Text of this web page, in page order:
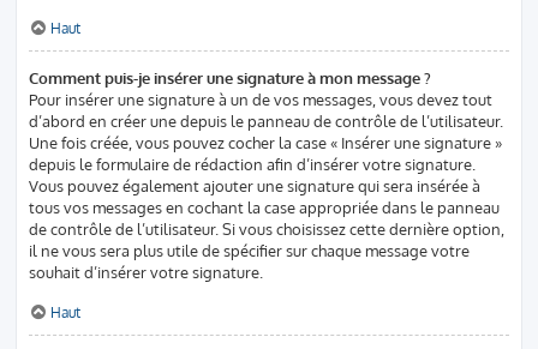
Haut
Comment puis-je insérer une signature à mon message ?
Pour insérer une signature à un de vos messages, vous devez tout
d’abord en créer une depuis le panneau de contrôle de l’utilisateur.
Une fois créée, vous pouvez cocher la case « Insérer une signature »
depuis le formulaire de rédaction afin d’insérer votre signature.
Vous pouvez également ajouter une signature qui sera insérée à
tous vos messages en cochant la case appropriée dans le panneau
de contrôle de l’utilisateur. Si vous choisissez cette dernière option,
il ne vous sera plus utile de spécifier sur chaque message votre
souhait d’insérer votre signature.
Haut